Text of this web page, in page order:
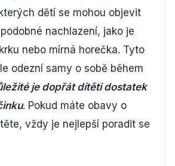
dětí se mohou objevit
nachlazení, jako je
nebo mírná horečka. Tyto
odezní samy o sobě během
je dopřát dítěti dostatek
. Pokud máte obavy o
vždy je nejlepší poradit se